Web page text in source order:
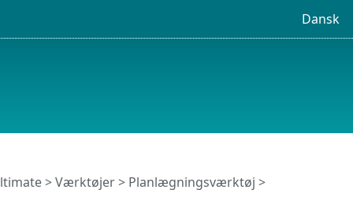
Dansk
>Værktøjer> Planlægningsværktøj >